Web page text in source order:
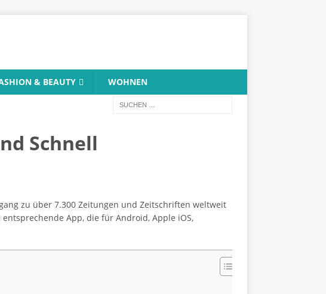
& BEAUTY WOHNEN
Schnell
zu über 7.300 Zeitungen und Zeitschriften weltweit
App, die für Android, Apple iOS,